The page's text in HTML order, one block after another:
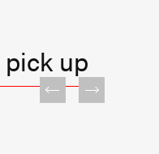
pick up